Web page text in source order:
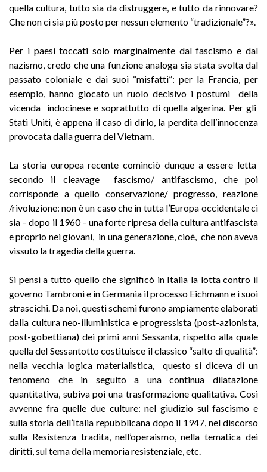
quella cultura, tutto sia da distruggere, e tutto da rinnovare?
Che non ci sia più posto per nessun elemento “tradizionale”?».
Per i paesi toccati solo marginalmente dal fascismo e dal
nazismo, credo che una funzione analoga sia stata svolta dal
passato coloniale e dai suoi “misfatti”: per la Francia, per
esempio, hanno giocato un ruolo decisivo i postumi della
vicenda indocinese e soprattutto di quella algerina. Per gli
Stati Uniti, è appena il caso di dirlo, la perdita dell’innocenza
provocata dalla guerra del Vietnam.
La storia europea recente cominciò dunque a essere letta
secondo il cleavage fascismo/ antifascismo, che poi
corrisponde a quello conservazione/ progresso, reazione
/rivoluzione: non è un caso che in tutta l’Europa occidentale ci
sia – dopo il 1960 – una forte ripresa della cultura antifascista
e proprio nei giovani, in una generazione, cioè, che non aveva
vissuto la tragedia della guerra.
Si pensi a tutto quello che significò in Italia la lotta contro il
governo Tambroni e in Germania il processo Eichmann e i suoi
strascichi. Da noi, questi schemi furono ampiamente elaborati
dalla cultura neo-illuministica e progressista (post-azionista,
post-gobettiana) dei primi anni Sessanta, rispetto alla quale
quella del Sessantotto costituisce il classico “salto di qualità”:
nella vecchia logica materialistica, questo si diceva di un
fenomeno che in seguito a una continua dilatazione
quantitativa, subiva poi una trasformazione qualitativa. Così
avvenne fra quelle due culture: nel giudizio sul fascismo e
sulla storia dell’Italia repubblicana dopo il 1947, nel discorso
sulla Resistenza tradita, nell’operaismo, nella tematica dei
diritti, sul tema della memoria resistenziale, etc.